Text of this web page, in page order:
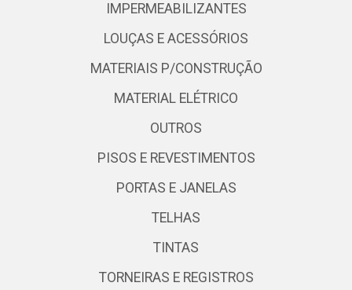
IMPERMEABILIZANTES
LOUÇAS E ACESSÓRIOS
MATERIAIS P/CONSTRUÇÃO
MATERIAL ELÉTRICO
OUTROS
PISOS E REVESTIMENTOS
PORTAS E JANELAS
TELHAS
TINTAS
TORNEIRAS E REGISTROS